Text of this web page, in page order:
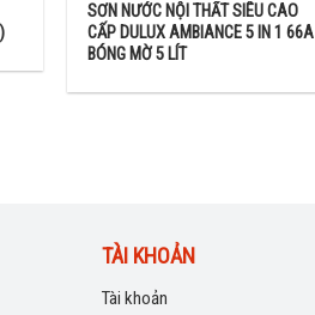
SƠN NƯỚC NỘI THẤT SIÊU CAO
CẤP DULUX AMBIANCE 5 IN 1 66A
BÓNG MỜ 5 LÍT
TÀI KHOẢN
Tài khoản